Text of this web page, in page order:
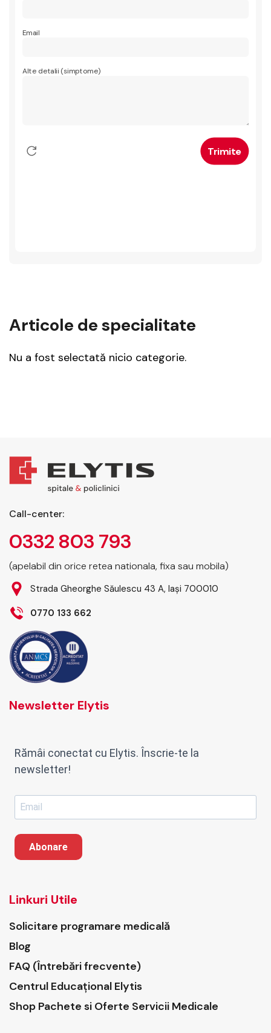
Email
Alte detalii (simptome)
Articole de specialitate
Nu a fost selectată nicio categorie.
Call-center:
0332 803 793
(apelabil din orice retea nationala, fixa sau mobila)
Strada Gheorghe Săulescu 43 A, Iași 700010
0770 133 662
Newsletter Elytis
Rămâi conectat cu Elytis. Înscrie-te la
newsletter!
Abonare
Linkuri Utile
Solicitare programare medicală
Blog
FAQ (Întrebări frecvente)
Centrul Educațional Elytis
Shop Pachete si Oferte Servicii Medicale